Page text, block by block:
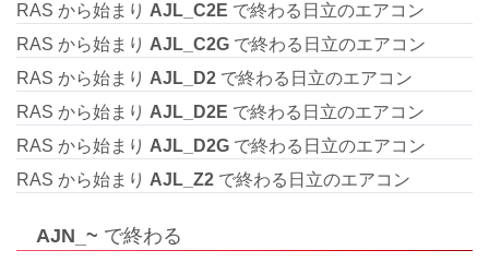
RAS から始まり AJL_C2E で終わる日立のエアコン
RAS から始まり AJL_C2G で終わる日立のエアコン
RAS から始まり AJL_D2 で終わる日立のエアコン
RAS から始まり AJL_D2E で終わる日立のエアコン
RAS から始まり AJL_D2G で終わる日立のエアコン
RAS から始まり AJL_Z2 で終わる日立のエアコン
AJN_~ で終わる